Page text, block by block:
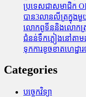
ប្រទេសជាសមាជិក
បាន3លានលីត្រក្នុងមួ
លោកពូទីននិងលោកត្រាំ
ជំនន់​ទឹកភ្លៀង​នៅ​ត
ទុក​ការ​ខូចខាត​ហេដ្ឋា
Categories
បច្ចេកវិទ្យា